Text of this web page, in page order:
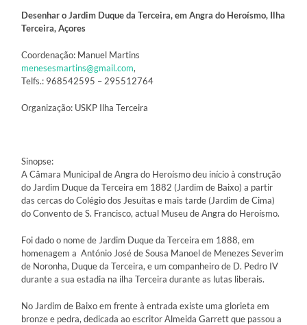
Desenhar o Jardim Duque da Terceira, em Angra do Heroísmo, Ilha
Terceira, Açores
Coordenação: Manuel Martins
menesesmartins@gmail.com,
Telfs.: 968542595 – 295512764
Organização: USKP Ilha Terceira
Sinopse:
A Câmara Municipal de Angra do Heroísmo deu início à construção
do Jardim Duque da Terceira em 1882 (Jardim de Baixo) a partir
das cercas do Colégio dos Jesuítas e mais tarde (Jardim de Cima)
do Convento de S. Francisco, actual Museu de Angra do Heroísmo.
Foi dado o nome de Jardim Duque da Terceira em 1888, em
homenagem a António José de Sousa Manoel de Menezes Severim
de Noronha, Duque da Terceira, e um companheiro de D. Pedro IV
durante a sua estadia na ilha Terceira durante as lutas liberais.
No Jardim de Baixo em frente à entrada existe uma glorieta em
bronze e pedra, dedicada ao escritor Almeida Garrett que passou a